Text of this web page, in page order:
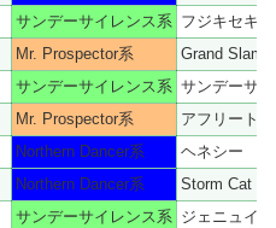
サンデーサイレンス系 フジキセキ
Mr. Prospector系
Grand Slam
サンデーサイレンス系 サンデーサ
Mr. Prospector系
アフリート
Northern Dancer系
ヘネシー
Northern Dancer系
Storm Cat
サンデーサイレンス系 ジェニュイン